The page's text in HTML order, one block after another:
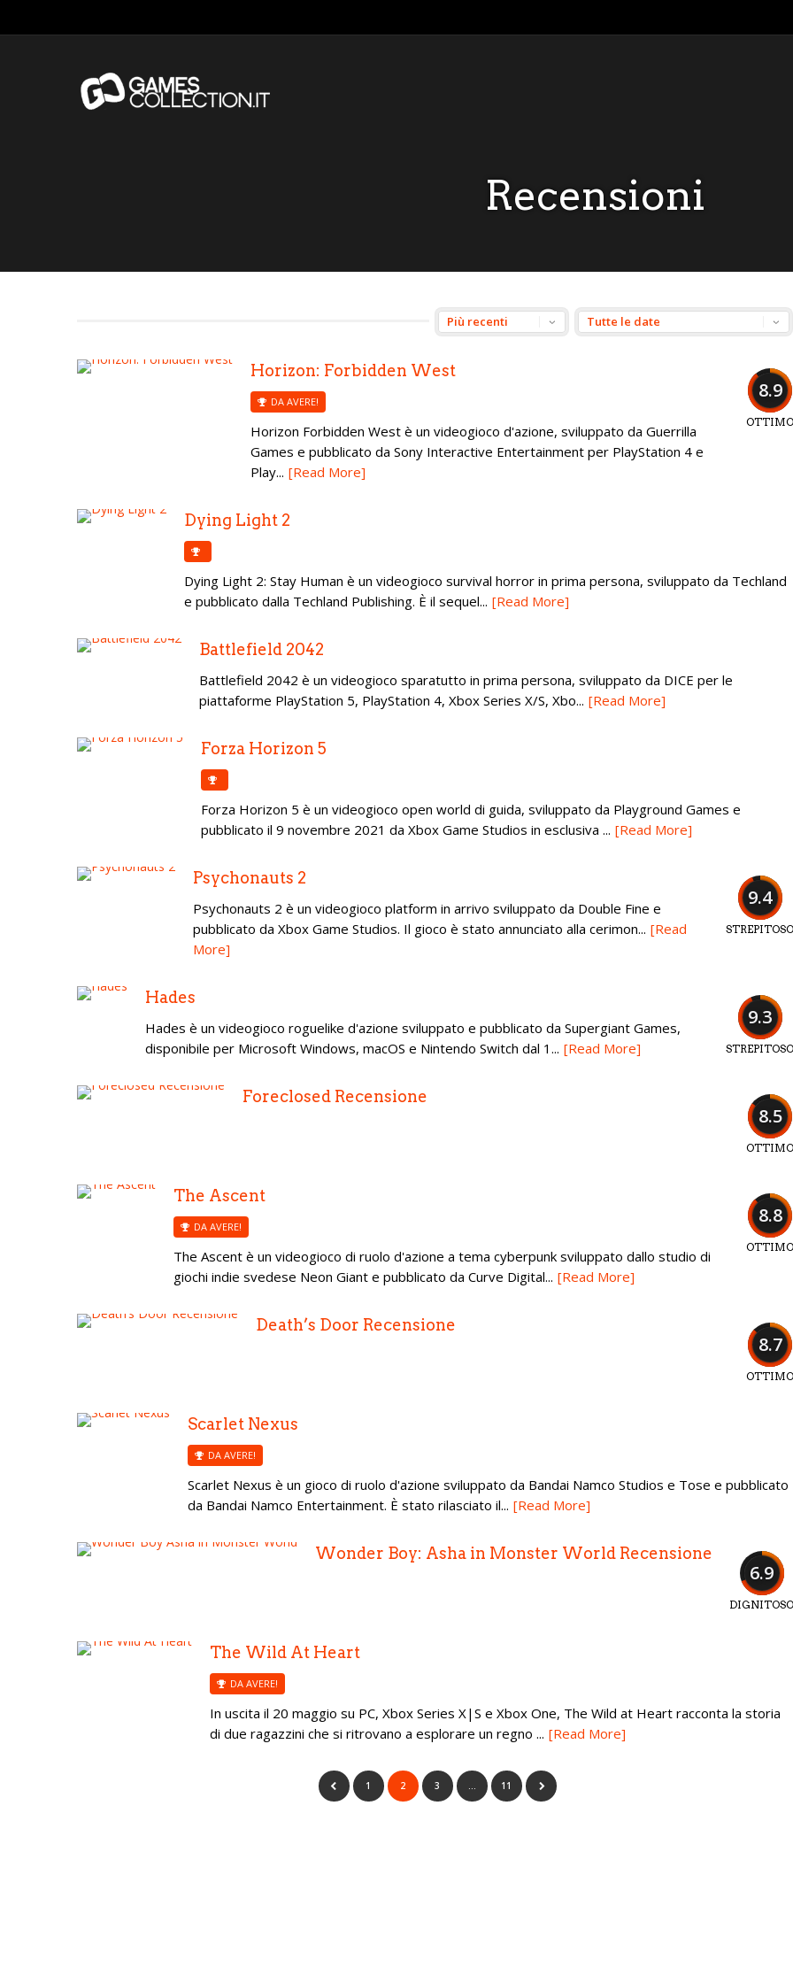
Recensioni
8.9
OTTIMO
Horizon: Forbidden West
DA AVERE!
Horizon Forbidden West è un videogioco d'azione, sviluppato da Guerrilla
Games e pubblicato da Sony Interactive Entertainment per PlayStation 4 e
Play... [Read More]
Dying Light 2
Dying Light 2: Stay Human è un videogioco survival horror in prima persona, sviluppato da Techland
e pubblicato dalla Techland Publishing. È il sequel... [Read More]
Battlefield 2042
Battlefield 2042 è un videogioco sparatutto in prima persona, sviluppato da DICE per le
piattaforme PlayStation 5, PlayStation 4, Xbox Series X/S, Xbo... [Read More]
Forza Horizon 5
Forza Horizon 5 è un videogioco open world di guida, sviluppato da Playground Games e
pubblicato il 9 novembre 2021 da Xbox Game Studios in esclusiva ... [Read More]
9.4
STREPITOSO
Psychonauts 2
Psychonauts 2 è un videogioco platform in arrivo sviluppato da Double Fine e
pubblicato da Xbox Game Studios. Il gioco è stato annunciato alla cerimon... [Read
More]
9.3
STREPITOSO
Hades
Hades è un videogioco roguelike d'azione sviluppato e pubblicato da Supergiant Games,
disponibile per Microsoft Windows, macOS e Nintendo Switch dal 1... [Read More]
8.5
OTTIMO
Foreclosed Recensione
8.8
OTTIMO
The Ascent
DA AVERE!
The Ascent è un videogioco di ruolo d'azione a tema cyberpunk sviluppato dallo studio di
giochi indie svedese Neon Giant e pubblicato da Curve Digital... [Read More]
8.7
OTTIMO
Death’s Door Recensione
Scarlet Nexus
DA AVERE!
Scarlet Nexus è un gioco di ruolo d'azione sviluppato da Bandai Namco Studios e Tose e pubblicato
da Bandai Namco Entertainment. È stato rilasciato il... [Read More]
6.9
DIGNITOSO
Wonder Boy: Asha in Monster World Recensione
The Wild At Heart
DA AVERE!
In uscita il 20 maggio su PC, Xbox Series X|S e Xbox One, The Wild at Heart racconta la storia
di due ragazzini che si ritrovano a esplorare un regno ... [Read More]
1 2 3 … 11